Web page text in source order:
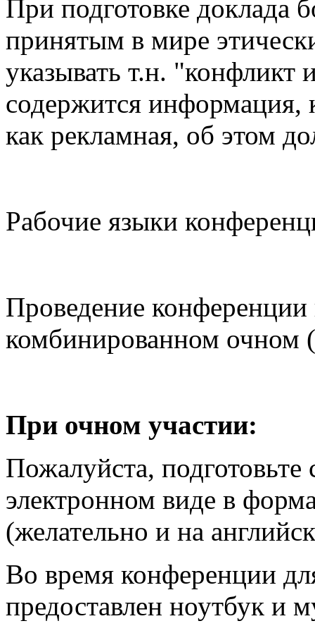
При подготовке доклада
принятым в мире
указывать т.н. "конфликт
содержится информация,
как рекламная, об этом
Рабочие языки
Проведение конференции
комбинированном очном
При очном участии:
Пожалуйста,
электронном виде в
(желательно и на
Во время конференции
предоставлен ноутбук и